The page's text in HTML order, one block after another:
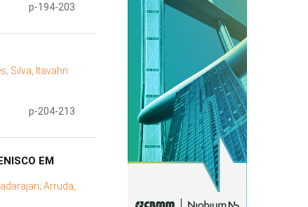
p-194-203
Silva, Itavahn
p-204-213
EM
Arruda,